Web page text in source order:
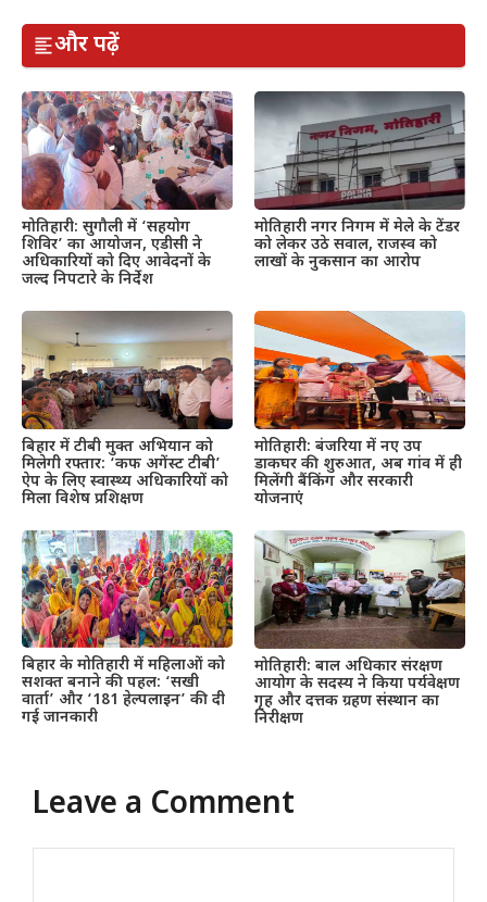
और पढ़ें
मोतिहारी: सुगौली में ‘सहयोग
शिविर’ का आयोजन, एडीसी ने
अधिकारियों को दिए आवेदनों के
जल्द निपटारे के निर्देश
मोतिहारी नगर निगम में मेले के टेंडर
को लेकर उठे सवाल, राजस्व को
लाखों के नुकसान का आरोप
बिहार में टीबी मुक्त अभियान को
मिलेगी रफ्तार: ‘कफ अगेंस्ट टीबी’
ऐप के लिए स्वास्थ्य अधिकारियों को
मिला विशेष प्रशिक्षण
मोतिहारी: बंजरिया में नए उप
डाकघर की शुरुआत, अब गांव में ही
मिलेंगी बैंकिंग और सरकारी
योजनाएं
बिहार के मोतिहारी में महिलाओं को
सशक्त बनाने की पहल: ‘सखी
वार्ता’ और ‘181 हेल्पलाइन’ की दी
गई जानकारी
मोतिहारी: बाल अधिकार संरक्षण
आयोग के सदस्य ने किया पर्यवेक्षण
गृह और दत्तक ग्रहण संस्थान का
निरीक्षण
Leave a Comment